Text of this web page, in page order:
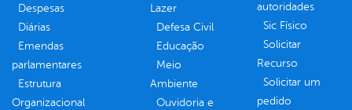
Despesas
Diárias
Emendas
parlamentares
Estrutura
Organizacional
Lazer
Defesa Civil
Educação
Meio
Ambiente
Ouvidoria e
autoridades
Sic Físico
Solicitar
Recurso
Solicitar um
pedido